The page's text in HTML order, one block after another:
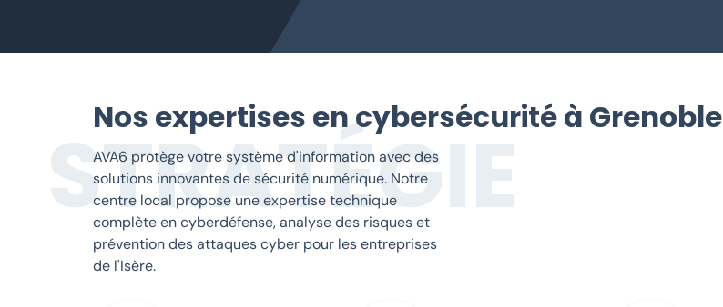
STRATÉGIE
Nos expertises en cybersécurité à Grenoble
AVA6 protège votre système d'information avec des
solutions innovantes de sécurité numérique. Notre
centre local propose une expertise technique
complète en cyberdéfense, analyse des risques et
prévention des attaques cyber pour les entreprises
de l'Isère.